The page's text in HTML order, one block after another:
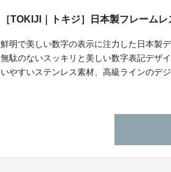
［TOKIJI｜トキジ］日本製フレーム
鮮明で美しい数字の表示に注力した日本製
無駄のないスッキリと美しい数字表記デザ
いやすいステンレス素材、高級ラインのデ